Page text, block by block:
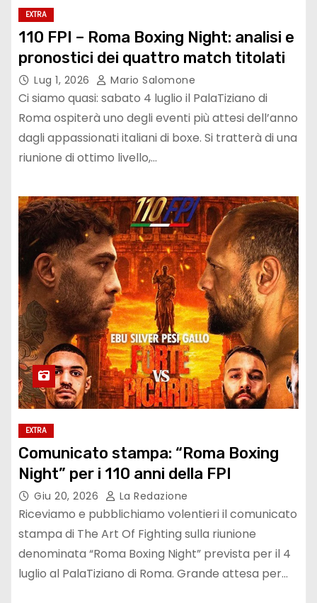
EXTRA
110 FPI – Roma Boxing Night: analisi e
pronostici dei quattro match titolati
Lug 1, 2026 Mario Salomone
Ci siamo quasi: sabato 4 luglio il PalaTiziano di
Roma ospiterà uno degli eventi più attesi dell’anno
dagli appassionati italiani di boxe. Si tratterà di una
riunione di ottimo livello,…
EXTRA
Comunicato stampa: “Roma Boxing
Night” per i 110 anni della FPI
Giu 20, 2026 La Redazione
Riceviamo e pubblichiamo volentieri il comunicato
stampa di The Art Of Fighting sulla riunione
denominata “Roma Boxing Night” prevista per il 4
luglio al PalaTiziano di Roma. Grande attesa per…